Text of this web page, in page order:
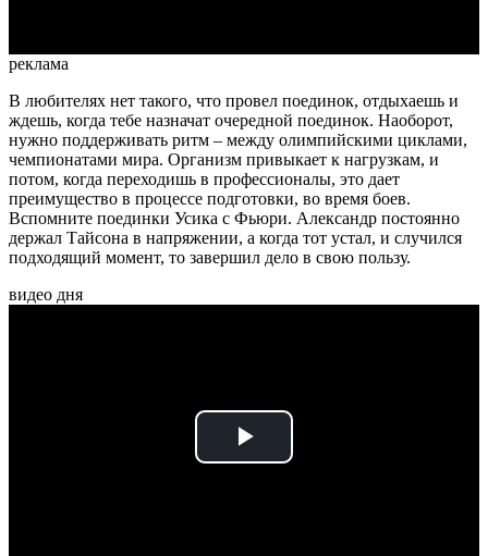
реклама
В любителях нет такого, что провел поединок, отдыхаешь и
ждешь, когда тебе назначат очередной поединок. Наоборот,
нужно поддерживать ритм – между олимпийскими циклами,
чемпионатами мира. Организм привыкает к нагрузкам, и
потом, когда переходишь в профессионалы, это дает
преимущество в процессе подготовки, во время боев.
Вспомните поединки Усика с Фьюри. Александр постоянно
держал Тайсона в напряжении, а когда тот устал, и случился
подходящий момент, то завершил дело в свою пользу.
видео дня
Play